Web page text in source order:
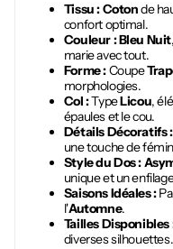
Tissu :Cotonde
confort optimal.
Couleur :Bleu Nuit
marie avec tout.
Forme :Coupe
morphologies.
Col :TypeLicou,
épaules et le cou.
Détails Décoratifs :
une touche de
Style du Dos :
unique et un
Saisons Idéales :
l'Automne.
Tailles Disponibles
diverses silhouettes.